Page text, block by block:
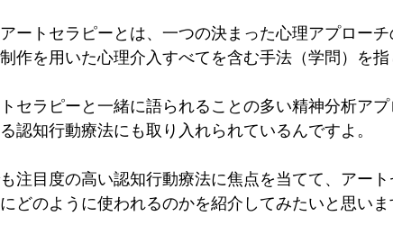
ートセラピーとは、一つの決まった心理アプロー
作を用いた心理介入すべてを含む手法（学問）を指
セラピーと一緒に語られることの多い精神分析ア
認知行動療法にも取り入れられているんですよ。
注目度の高い認知行動療法に焦点を当てて、アー
どのように使われるのかを紹介してみたいと思いま